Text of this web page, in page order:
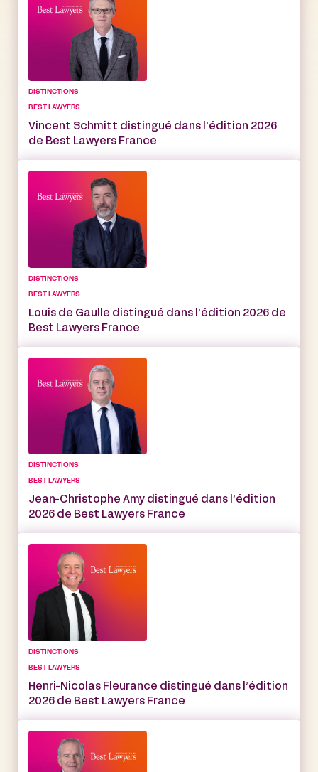
DISTINCTIONS
BEST LAWYERS
Vincent Schmitt distingué dans l’édition 2026
de Best Lawyers France
DISTINCTIONS
BEST LAWYERS
Louis de Gaulle distingué dans l’édition 2026 de
Best Lawyers France
DISTINCTIONS
BEST LAWYERS
Jean-Christophe Amy distingué dans l’édition
2026 de Best Lawyers France
DISTINCTIONS
BEST LAWYERS
Henri-Nicolas Fleurance distingué dans l’édition
2026 de Best Lawyers France